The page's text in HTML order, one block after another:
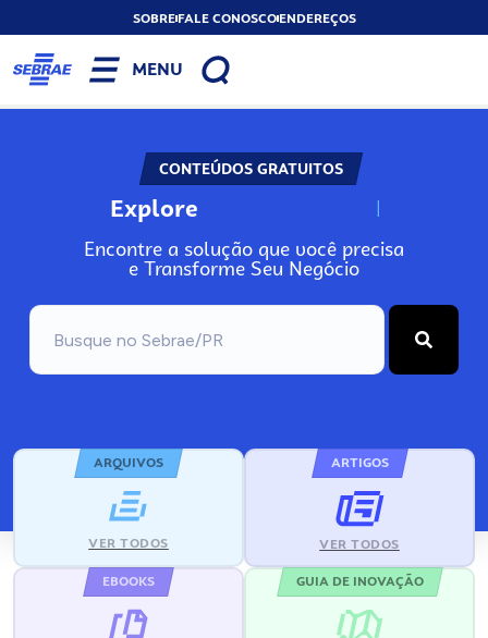
SOBREFALE CONOSCOENDEREÇOS
MENU
CONTEÚDOS GRATUITOS
Explore N
Encontre a solução que você precisa
e Transforme Seu Negócio
ARQUIVOS
VER TODOS
ARTIGOS
VER TODOS
EBOOKS GUIA DE INOVAÇÃO